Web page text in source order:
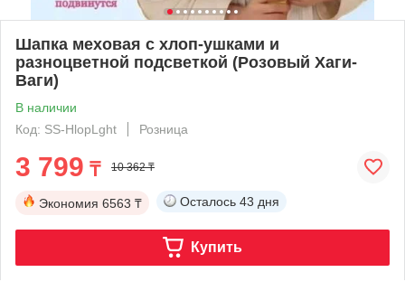
Шапка меховая с хлоп-ушками и
разноцветной подсветкой (Розовый Хаги-
Ваги)
В наличии
Код: SS-HlopLght
Розница
3 799 ₸ 10 362 ₸
Экономия 6563 ₸ Осталось 43 дня
Купить